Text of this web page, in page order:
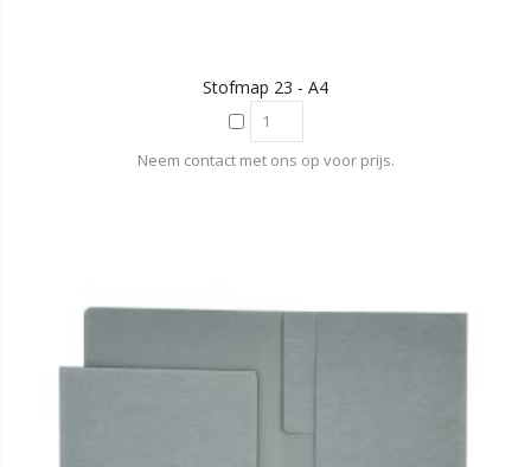
Stofmap 23 - A4
Neem contact met ons op voor prijs.